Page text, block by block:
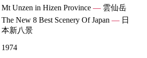
Mt Unzen in Hizen Province — 雲仙岳
The New 8 Best Scenery Of Japan — 日
本新八景
1974